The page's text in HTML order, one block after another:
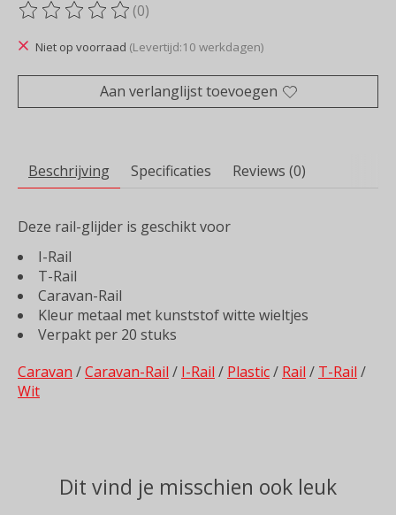
De beoordeling van dit product is
(0)
Niet op voorraad (Levertijd:10 werkdagen)
Aan verlanglijst toevoegen
Beschrijving Specificaties Reviews (0)
Deze rail-glijder is geschikt voor
I-Rail
T-Rail
Caravan-Rail
Kleur metaal met kunststof witte wieltjes
Verpakt per 20 stuks
Caravan /Caravan-Rail / I-Rail / Plastic/ Rail / T-Rail /
Wit
Dit vind je misschien ook leuk